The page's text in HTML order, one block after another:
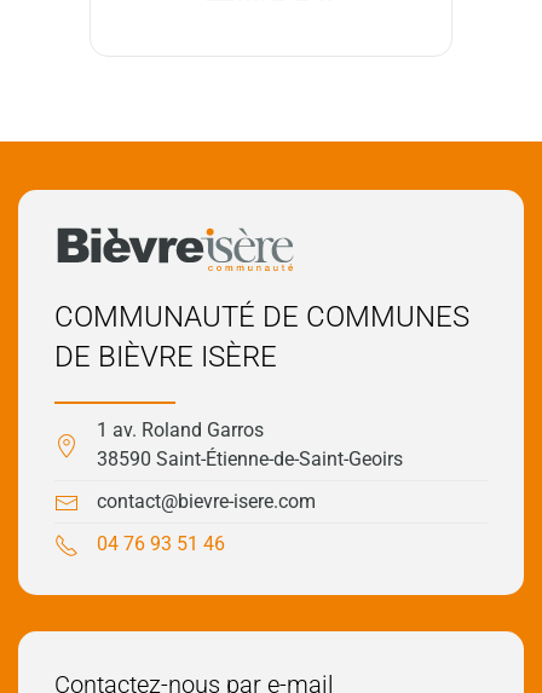
COMMUNAUTÉ DE COMMUNES
DE BIÈVRE ISÈRE
1 av. Roland Garros
38590 Saint-Étienne-de-Saint-Geoirs
contact@bievre-isere.com
04 76 93 51 46
Contactez-nous par e-mail